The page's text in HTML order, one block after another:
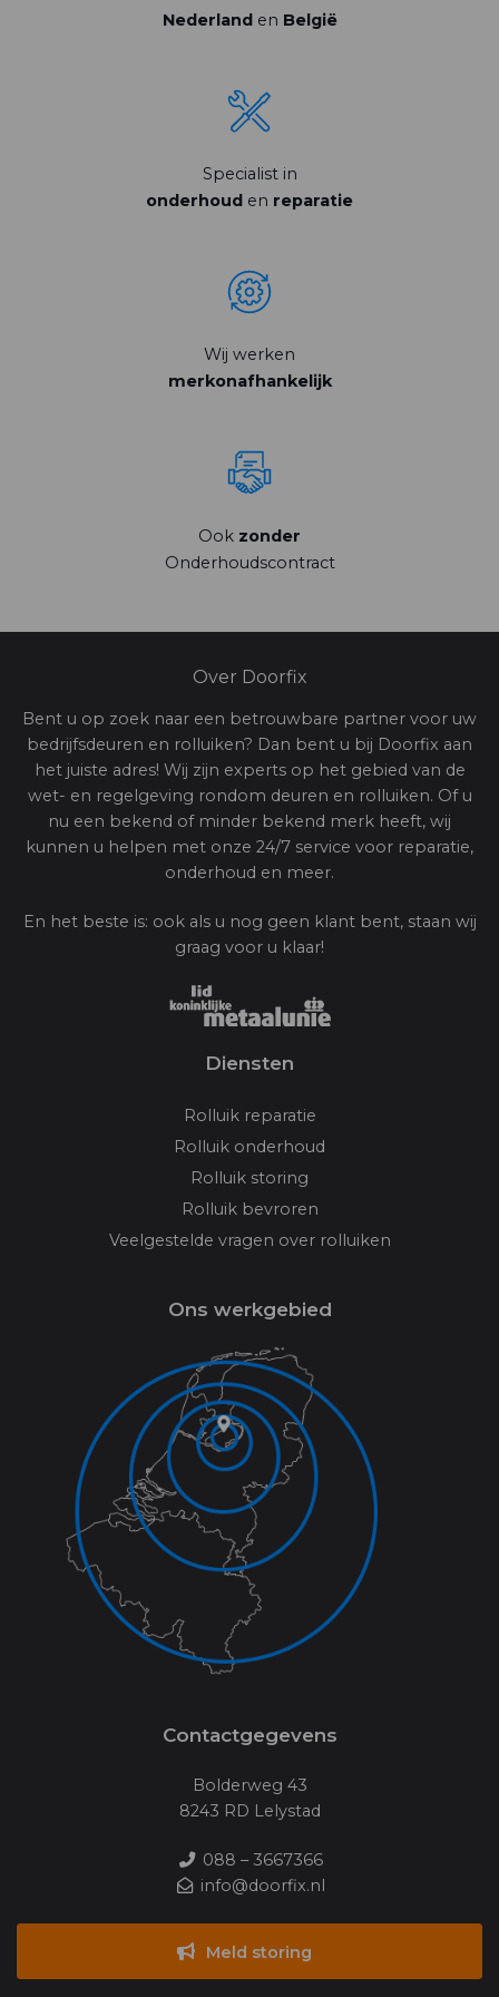
Nederlanden België
Specialist in
onderhoud en reparatie
Wij werken
merkonafhankelijk
Ook zonder
Onderhoudscontract
Over Doorfix
Bent u op zoek naar een betrouwbare partner voor uw
bedrijfsdeuren en rolluiken? Dan bent u bij Doorfix aan
het juiste adres! Wij zijn experts op het gebied van de
wet- en regelgeving rondom deuren en rolluiken. Of u
nu een bekend of minder bekend merk heeft, wij
kunnen u helpen met onze 24/7 service voor reparatie,
onderhoud en meer.
En het beste is: ook als u nog geen klant bent, staan wij
graag voor u klaar!
Diensten
Rolluik reparatie
Rolluik onderhoud
Rolluik storing
Rolluik bevroren
Veelgestelde vragen over rolluiken
Ons werkgebied
Contactgegevens
Bolderweg 43
8243 RD Lelystad
088 – 3667366
info@doorfix.nl
Meld storing